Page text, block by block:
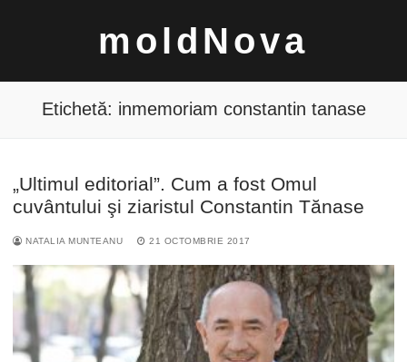
moldNova
Caută
Etichetă: inmemoriam constantin tanase
„Ultimul editorial”. Cum a fost Omul
cuvântului şi ziaristul Constantin Tănase
NATALIA MUNTEANU 21 OCTOMBRIE 2017